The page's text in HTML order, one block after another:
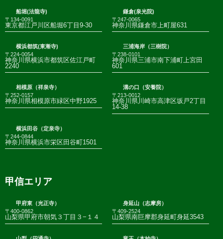
船堀(法龍寺)
〒134-0091
東京都江戸川区船堀6丁目9-30
鎌倉(泉光院)
〒247-0065
神奈川県鎌倉市上町屋631
横浜都筑(東漸寺)
〒224-0054
神奈川県横浜市都筑区佐江戸町
2240
三浦海岸（三樹院）
〒238-0101
神奈川県三浦市南下浦町上宮田
601
相模原（祥泉寺）
〒252-0157
神奈川県相模原市緑区中野1925
溝の口（安養院）
〒213-0012
神奈川県川崎市高津区坂戸2丁目
14-38
横浜田谷（定泉寺）
〒244-0844
神奈川県横浜市栄区田谷町1501
甲信エリア
甲府東（光正寺）
〒400-0862
山梨県甲府市朝気３丁目３−１４
身延山（志摩房）
〒409-2524
山梨県南巨摩郡身延町身延3543